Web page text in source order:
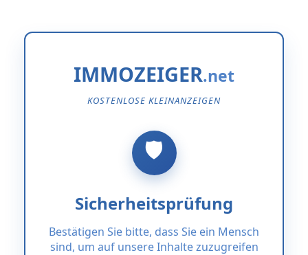
IMMOZEIGER
KOSTENLOSE KLEINANZEIGEN
Sicherheitsprüfung
Bestätigen Sie bitte, dass Sie ein Mensch
sind, um auf unsere Inhalte zuzugreifen